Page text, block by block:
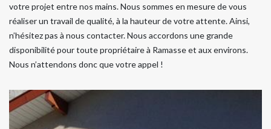
votre projet entre nos mains. Nous sommes en mesure de vous
réaliser un travail de qualité, à la hauteur de votre attente. Ainsi,
n’hésitez pas à nous contacter. Nous accordons une grande
disponibilité pour toute propriétaire à Ramasse et aux environs.
Nous n’attendons donc que votre appel !